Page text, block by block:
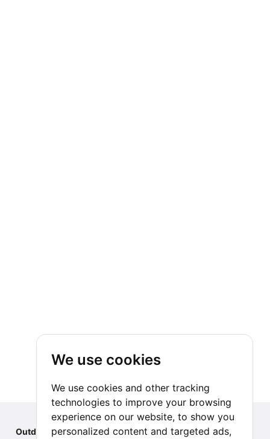
We use cookies
We use cookies and other tracking
technologies to improve your browsing
experience on our website, to show you
personalized content and targeted ads,
Outdoor Index